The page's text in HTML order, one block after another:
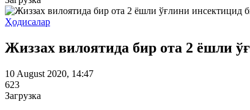
Ҳодисалар
Жиззах вилоятида бир ота 2 ёшли
10 August 2020, 14:47
623
Загрузка